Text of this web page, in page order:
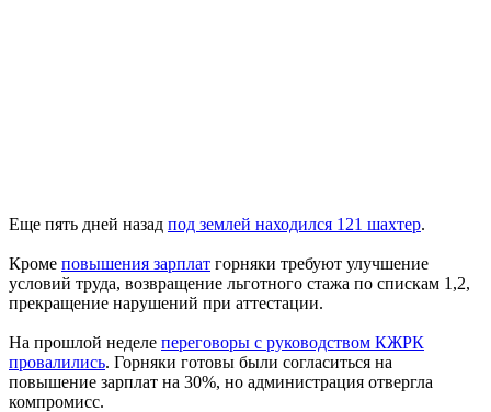
Еще пять дней назад под землей находился 121 шахтер.
Кроме повышения зарплат горняки требуют улучшение
условий труда, возвращение льготного стажа по спискам 1,2,
прекращение нарушений при аттестации.
На прошлой неделе переговоры с руководством КЖРК
провалились. Горняки готовы были согласиться на
повышение зарплат на 30%, но администрация отвергла
компромисс.